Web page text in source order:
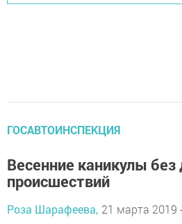
ГОСАВТОИНСПЕКЦИЯ
Весенние каникулы
происшествий
Роза Шарафеева, 21 марта 2019